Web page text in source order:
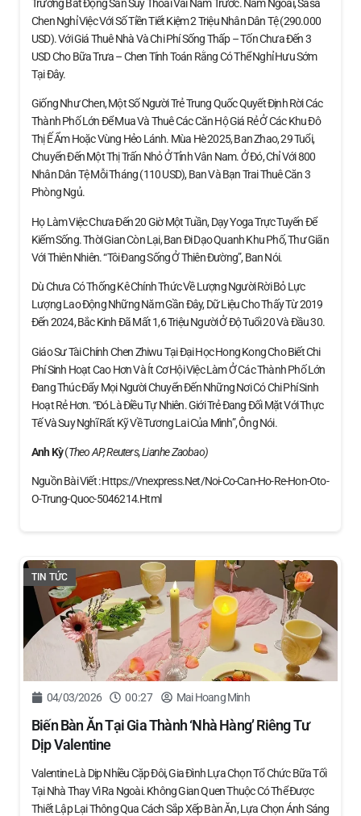
Trường Bất Động Sản Suy Thoái Vài Năm Trước. Năm Ngoái, Sasa
Chen Nghỉ Việc Với Số Tiền Tiết Kiệm 2 Triệu Nhân Dân Tệ (290.000
USD). Với Giá Thuê Nhà Và Chi Phí Sống Thấp – Tốn Chưa Đến 3
USD Cho Bữa Trưa – Chen Tính Toán Rằng Có Thể Nghỉ Hưu Sớm
Tại Đây.
Giống Như Chen, Một Số Người Trẻ Trung Quốc Quyết Định Rời Các
Thành Phố Lớn Để Mua Và Thuê Các Căn Hộ Giá Rẻ Ở Các Khu Đô
Thị Ế Ẩm Hoặc Vùng Hẻo Lánh. Mùa Hè 2025, Ban Zhao, 29 Tuổi,
Chuyển Đến Một Thị Trấn Nhỏ Ở Tỉnh Vân Nam. Ở Đó, Chỉ Với 800
Nhân Dân Tệ Mỗi Tháng (110 USD), Ban Và Bạn Trai Thuê Căn 3
Phòng Ngủ.
Họ Làm Việc Chưa Đến 20 Giờ Một Tuần, Dạy Yoga Trực Tuyến Để
Kiếm Sống. Thời Gian Còn Lại, Ban Đi Dạo Quanh Khu Phố, Thư Giãn
Với Thiên Nhiên. “Tôi Đang Sống Ở Thiên Đường”, Ban Nói.
Dù Chưa Có Thống Kê Chính Thức Về Lượng Người Rời Bỏ Lực
Lượng Lao Động Những Năm Gần Đây, Dữ Liệu Cho Thấy Từ 2019
Đến 2024, Bắc Kinh Đã Mất 1,6 Triệu Người Ở Độ Tuổi 20 Và Đầu 30.
Giáo Sư Tài Chính Chen Zhiwu Tại Đại Học Hong Kong Cho Biết Chi
Phí Sinh Hoạt Cao Hơn Và Ít Cơ Hội Việc Làm Ở Các Thành Phố Lớn
Đang Thúc Đẩy Mọi Người Chuyển Đến Những Nơi Có Chi Phí Sinh
Hoạt Rẻ Hơn. “Đó Là Điều Tự Nhiên. Giới Trẻ Đang Đối Mặt Với Thực
Tế Và Suy Nghĩ Rất Kỹ Về Tương Lai Của Mình”, Ông Nói.
Anh Kỳ(Theo AP, Reuters, Lianhe Zaobao)
Nguồn Bài Viết : Https://vnexpress.net/noi-Co-Can-Ho-Re-Hon-Oto-
O-Trung-Quoc-5046214.html
TIN TỨC
04/03/2026 00:27 Mai Hoang Minh
Biến Bàn Ăn Tại Gia Thành ‘nhà Hàng’ Riêng Tư
Dịp Valentine
Valentine Là Dịp Nhiều Cặp Đôi, Gia Đình Lựa Chọn Tổ Chức Bữa Tối
Tại Nhà Thay Vì Ra Ngoài. Không Gian Quen Thuộc Có Thể Được
Thiết Lập Lại Thông Qua Cách Sắp Xếp Bàn Ăn, Lựa Chọn Ánh Sáng